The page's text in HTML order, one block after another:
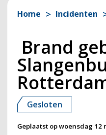
Home Incidenten
Brand
Gesloten
Geplaatst opwoensdag 12